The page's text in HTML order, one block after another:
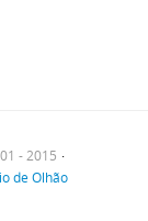
- 2015
de Olhão